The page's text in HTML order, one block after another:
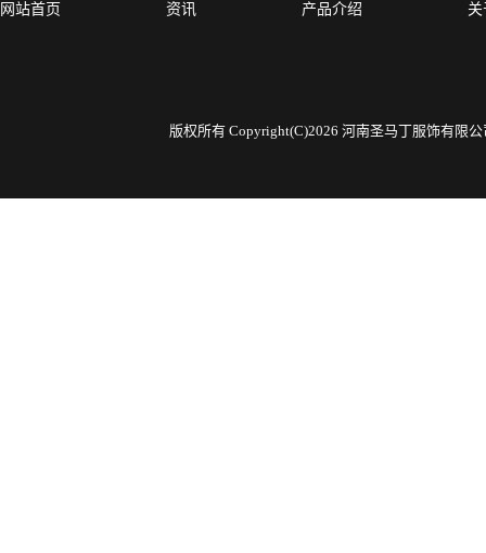
网站首页 资讯 产品介绍
版权所有 Copyright(C)2026 河南圣马丁服饰有限